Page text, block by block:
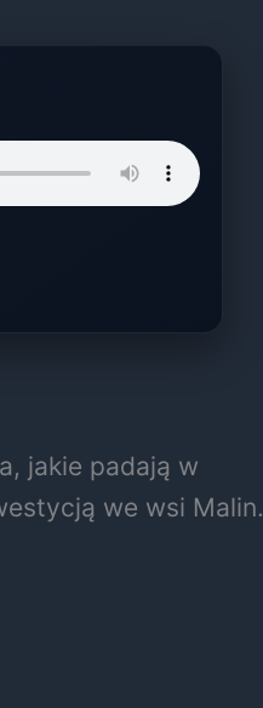
jakie padają w
we wsi Malin.